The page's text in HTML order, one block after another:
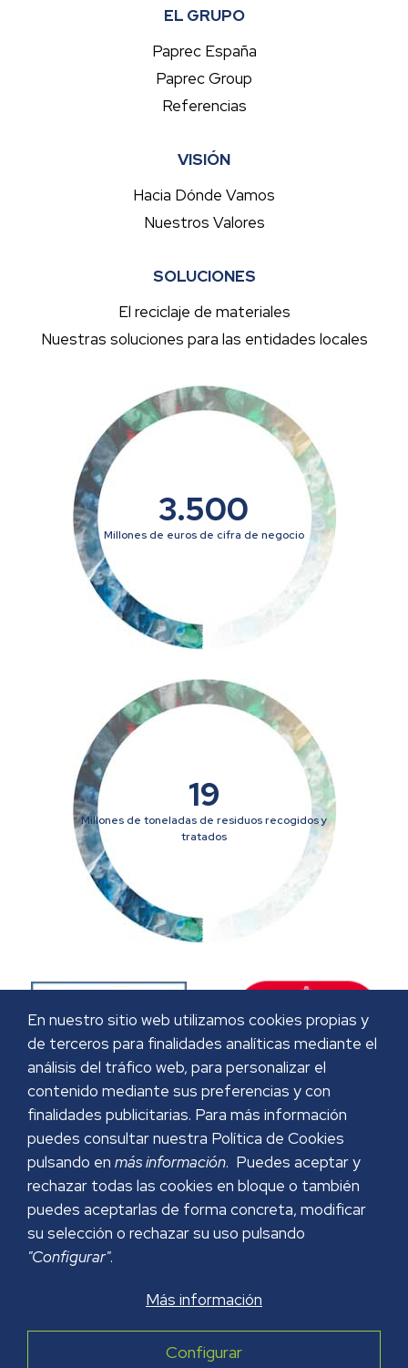
EL GRUPO
Paprec España
Paprec Group
Referencias
VISIÓN
Hacia Dónde Vamos
Nuestros Valores
SOLUCIONES
El reciclaje de materiales
Nuestras soluciones para las entidades locales
3.500
Millones de euros de cifra de negocio
19
Millones de toneladas de residuos recogidos y
tratados
POLÍTICA DE PRIVACIDAD
En nuestro sitio web utilizamos cookies propias y
de terceros para finalidades analíticas mediante el
análisis del tráfico web, para personalizar el
contenido mediante sus preferencias y con
finalidades publicitarias. Para más información
puedes consultar nuestra Política de Cookies
pulsando en más información. Puedes aceptar y
rechazar todas las cookies en bloque o también
puedes aceptarlas de forma concreta, modificar
su selección o rechazar su uso pulsando
"Configurar".
Más información
Configurar